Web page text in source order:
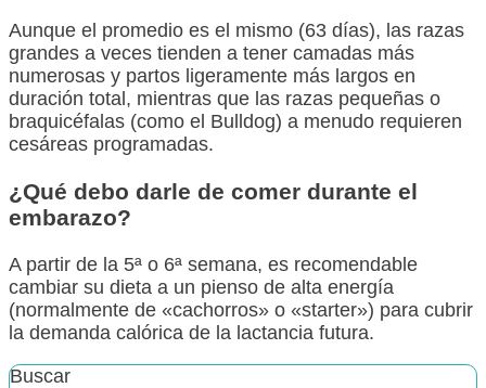
Aunque el promedio es el mismo (63 días), las razas
grandes a veces tienden a tener camadas más
numerosas y partos ligeramente más largos en
duración total, mientras que las razas pequeñas o
braquicéfalas (como el Bulldog) a menudo requieren
cesáreas programadas.
¿Qué debo darle de comer durante el
embarazo?
A partir de la 5ª o 6ª semana, es recomendable
cambiar su dieta a un pienso de alta energía
(normalmente de «cachorros» o «starter») para cubrir
la demanda calórica de la lactancia futura.
Buscar